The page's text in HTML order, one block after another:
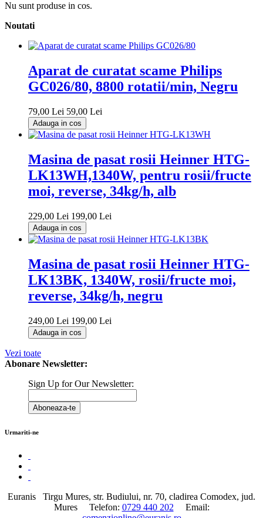
Nu sunt produse in cos.
Noutati
Aparat de curatat scame Philips
GC026/80, 8800 rotatii/min, Negru
79,00 Lei 59,00 Lei
Adauga in cos
Masina de pasat rosii Heinner HTG-
LK13WH,1340W, pentru rosii/fructe
moi, reverse, 34kg/h, alb
229,00 Lei 199,00 Lei
Adauga in cos
Masina de pasat rosii Heinner HTG-
LK13BK, 1340W, rosii/fructe moi,
reverse, 34kg/h, negru
249,00 Lei 199,00 Lei
Adauga in cos
Vezi toate
Abonare Newsletter:
Sign Up for Our Newsletter:
Aboneaza-te
Urmariti-ne
Euranis
Tirgu Mures, str. Budiului, nr. 70, cladirea Comodex, jud.
Mures
Telefon: 0729 440 202
Email: